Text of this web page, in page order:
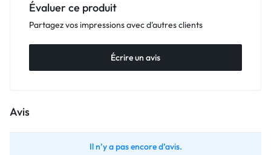
Évaluer ce produit
Partagez vos impressions avec d'autres clients
Écrire un avis
Avis
Il n’y a pas encore d’avis.